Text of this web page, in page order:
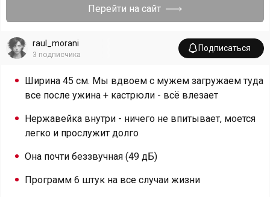
Перейти на сайт
raul_morani
3 подписчика
Подписаться
Ширина 45 см. Мы вдвоем с мужем загружаем туда
все после ужина + кастрюли - всё влезает
Нержавейка внутри - ничего не впитывает, моется
легко и прослужит долго
Она почти беззвучная (49 дБ)
Программ 6 штук на все случаи жизни